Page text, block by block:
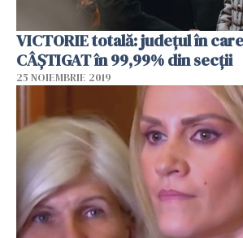
VICTORIE totală: județul în
CÂȘTIGAT în 99,99% din secții
25 NOIEMBRIE 2019